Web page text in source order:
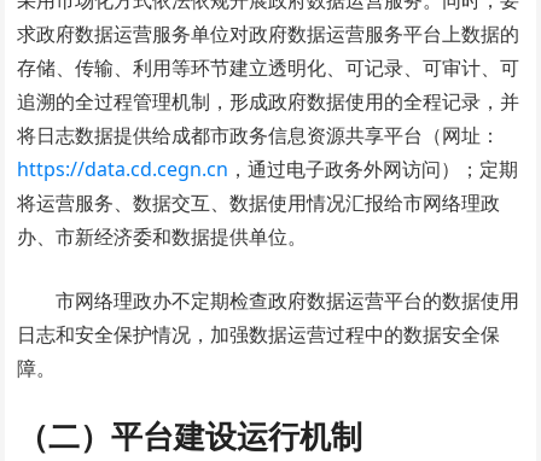
求政府数据运营服务单位对政府数据运营服务平台上数据的
存储、传输、利用等环节建立透明化、可记录、可审计、可
追溯的全过程管理机制，形成政府数据使用的全程记录，并
将日志数据提供给成都市政务信息资源共享平台（网址：
https://data.cd.cegn.cn ，通过电子政务外网访问）；定期
将运营服务、数据交互、数据使用情况汇报给市网络理政
办、市新经济委和数据提供单位。
市网络理政办不定期检查政府数据运营平台的数据使用
日志和安全保护情况，加强数据运营过程中的数据安全保
障。
（二）平台建设运行机制